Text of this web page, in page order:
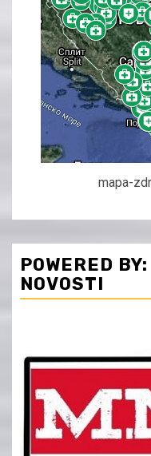
mapa-
POWERED
NOVOSTI